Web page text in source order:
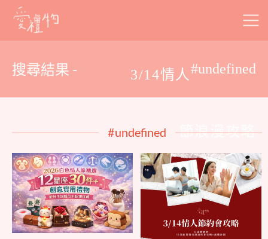
Skip
搜尋結果 - #undefined
3/14情人
節浪漫攻略
#undefined